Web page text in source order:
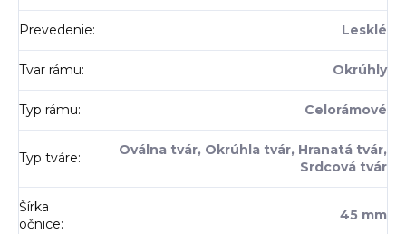
Prevedenie: Lesklé
Tvar rámu: Okrúhly
Typ rámu: Celorámové
Typ tváre:
Oválna tvár, Okrúhla tvár, Hranatá tvár,
Srdcová tvár
Šírka
očnice:
45 mm